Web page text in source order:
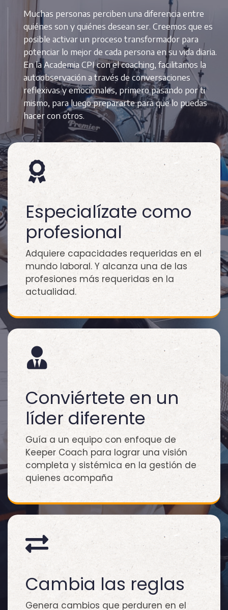
Muchas personas perciben una diferencia entre
quiénes son y quiénes desean ser. Creemos que es
posible activar un proceso transformador para
potenciar lo mejor de cada persona en su vida diaria.
En la Academia CPI con el coaching, facilitamos la
autoobservación a través de conversaciones
reflexivas y emocionales, primero pasando por ti
mismo, para luego prepararte para que lo puedas
hacer con otros.
Especialízate como
profesional
Adquiere capacidades requeridas en el
mundo laboral. Y alcanza una de las
profesiones más requeridas en la
actualidad.
Conviértete en un
líder diferente
Guía a un equipo con enfoque de
Keeper Coach para lograr una visión
completa y sistémica en la gestión de
quienes acompaña
Cambia las reglas
Genera cambios que perduren en el